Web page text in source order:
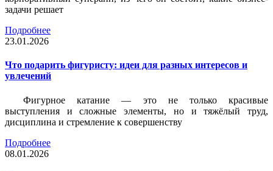
задачи решает
Подробнее
23.01.2026
Что подарить фигуристу: идеи для разных интересов и
увлечений
Фигурное катание — это не только красивые
выступления и сложные элементы, но и тяжёлый труд,
дисциплина и стремление к совершенству
Подробнее
08.01.2026